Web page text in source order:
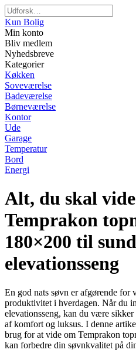
Kun Bolig
Min konto
Bliv medlem
Nyhedsbreve
Kategorier
Køkken
Soveværelse
Badeværelse
Børneværelse
Kontor
Ude
Garage
Temperatur
Bord
Energi
Alt, du skal
Temprakon
180×200 til
elevationsseng
En god nats søvn er afgørende for
produktivitet i hverdagen. Når du
elevationsseng, kan du være
af komfort og luksus. I denne
brug for at vide om Temprakon
kan forbedre din søvnkvalitet på